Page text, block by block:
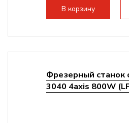
стандартно:Т-слот
Цанговый патрон:ER11
В корзину
Фрезерный станок
3040 4axis 800W